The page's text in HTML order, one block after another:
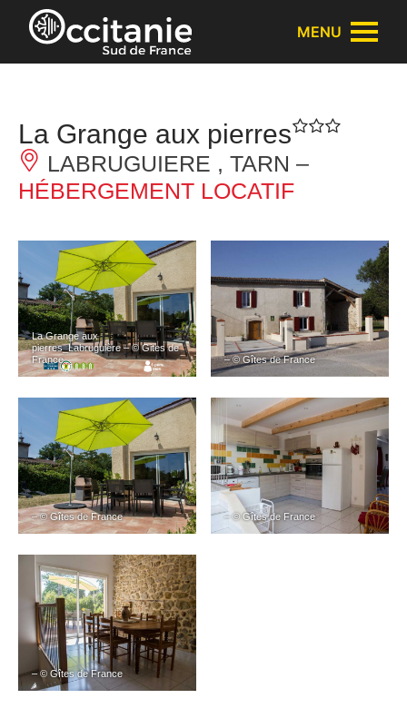
Panneau de gestion des cookies
MENU
La Grange aux pierres
LABRUGUIERE , TARN –
HÉBERGEMENT LOCATIF
La Grange aux
pierres_Labruguière – © Gites de
France
– © Gîtes de France
– © Gîtes de France – © Gîtes de France
– © Gîtes de France